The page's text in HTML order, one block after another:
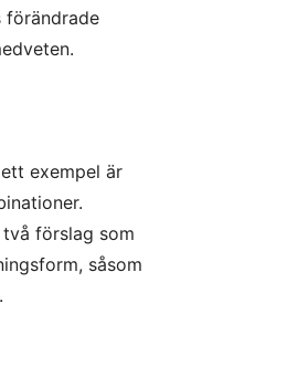
förändrade
exempel är
förslag som
såsom